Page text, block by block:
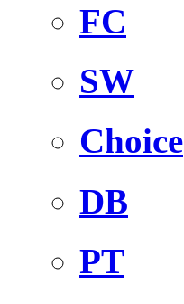
FC
SW
Choice
DB
PT